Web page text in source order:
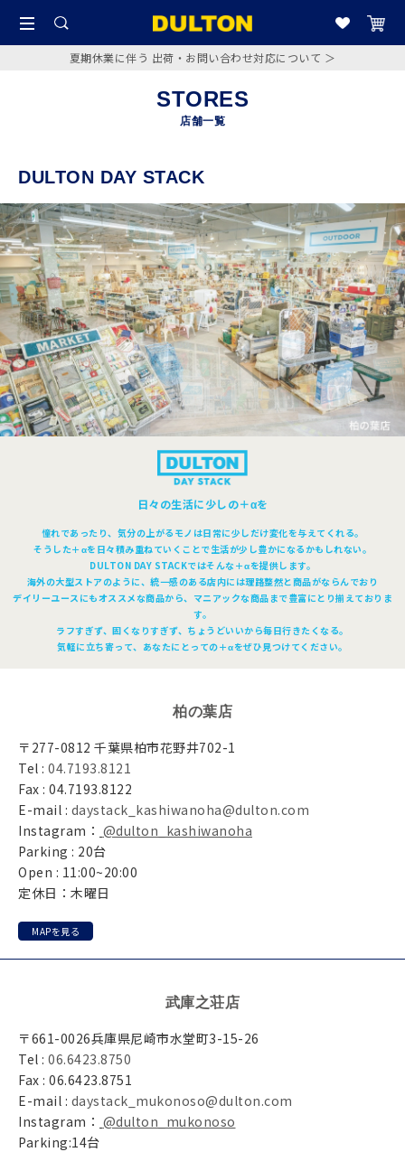
夏期休業に伴う 出荷・お問い合わせ対応について ＞
STORES
店舗一覧
DULTON DAY STACK
日々の生活に少しの＋αを
憧れであったり、気分の上がるモノは日常に少しだけ変化を与えてくれる。
そうした＋αを日々積み重ねていくことで生活が少し豊かになるかもしれない。
DULTON DAY STACKではそんな＋αを提供します。
海外の大型ストアのように、統一感のある店内には理路整然と商品がならんでおり
デイリーユースにもオススメな商品から、マニアックな商品まで豊富にとり揃えておりま
す。
ラフすぎず、固くなりすぎず、ちょうどいいから毎日行きたくなる。
気軽に立ち寄って、あなたにとっての＋αをぜひ見つけてください。
柏の葉店
〒277-0812 千葉県柏市花野井702-1
Tel : 04.7193.8121
Fax : 04.7193.8122
E-mail : daystack_kashiwanoha@dulton.com
Instagram： @dulton_kashiwanoha
Parking : 20台
Open : 11:00~20:00
定休日：木曜日
MAPを見る
武庫之荘店
〒661-0026兵庫県尼崎市水堂町3-15-26
Tel : 06.6423.8750
Fax : 06.6423.8751
E-mail : daystack_mukonoso@dulton.com
Instagram： @dulton_mukonoso
Parking:14台